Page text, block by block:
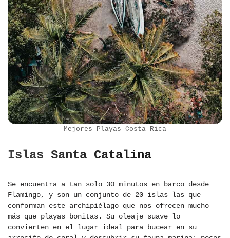
Mejores Playas Costa Rica
Islas Santa Catalina
Se encuentra a tan solo 30 minutos en barco desde
Flamingo, y son un conjunto de 20 islas las que
conforman este archipiélago que nos ofrecen mucho
más que playas bonitas. Su oleaje suave lo
convierten en el lugar ideal para bucear en su